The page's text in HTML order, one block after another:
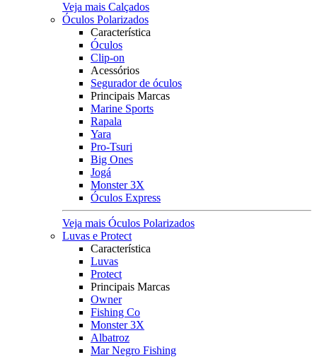
Veja mais Calçados
Óculos Polarizados
Característica
Óculos
Clip-on
Acessórios
Segurador de óculos
Principais Marcas
Marine Sports
Rapala
Yara
Pro-Tsuri
Big Ones
Jogá
Monster 3X
Óculos Express
Veja mais Óculos Polarizados
Luvas e Protect
Característica
Luvas
Protect
Principais Marcas
Owner
Fishing Co
Monster 3X
Albatroz
Mar Negro Fishing